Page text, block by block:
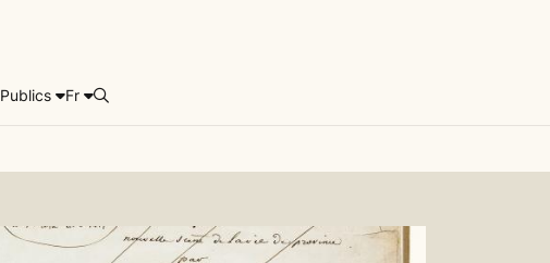
Publics Fr Rechercher